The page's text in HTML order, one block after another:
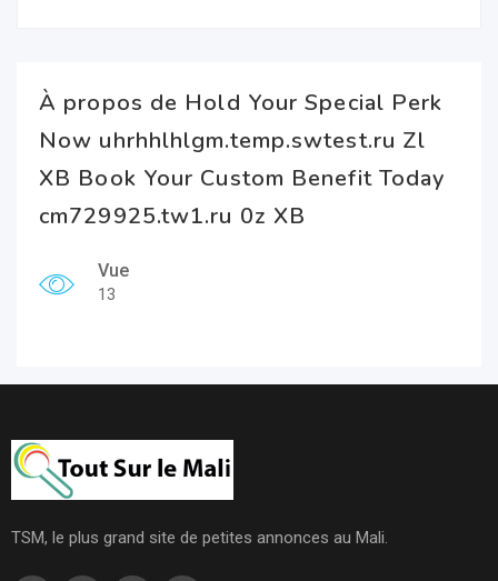
À propos de Hold Your Special Perk
Now uhrhhlhlgm.temp.swtest.ru Zl
XB Book Your Custom Benefit Today
cm729925.tw1.ru 0z XB
Vue
13
TSM, le plus grand site de petites annonces au Mali.